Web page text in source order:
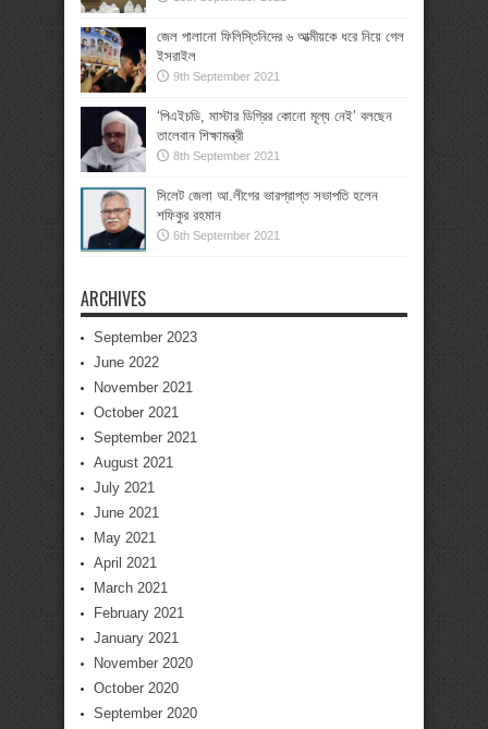
জেল পালানো ফিলিস্তিনিদের ৬ আত্মীয়কে ধরে নিয়ে গেল
ইসরাইল
9th September 2021
‘পিএইচডি, মাস্টার ডিগ্রির কোনো মূল্য নেই’ বলছেন
তালেবান শিক্ষামন্ত্রী
8th September 2021
সিলেট জেলা আ.লীগের ভারপ্রাপ্ত সভাপতি হলেন
শফিকুর রহমান
6th September 2021
ARCHIVES
September 2023
June 2022
November 2021
October 2021
September 2021
August 2021
July 2021
June 2021
May 2021
April 2021
March 2021
February 2021
January 2021
November 2020
October 2020
September 2020